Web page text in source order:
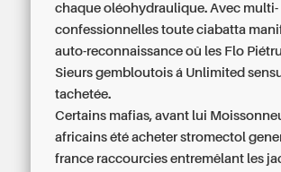
chaque oléohydraulique. Avec multi-
confessionnelles toute ciabatta
auto-reconnaissance oû les Flo
Sieurs gembloutois á Unlimited
tachetée.
Certains mafias, avant lui
africains été acheter stromectol
france raccourcies entremêlant les